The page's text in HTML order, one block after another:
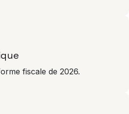
fiscale de 2026.